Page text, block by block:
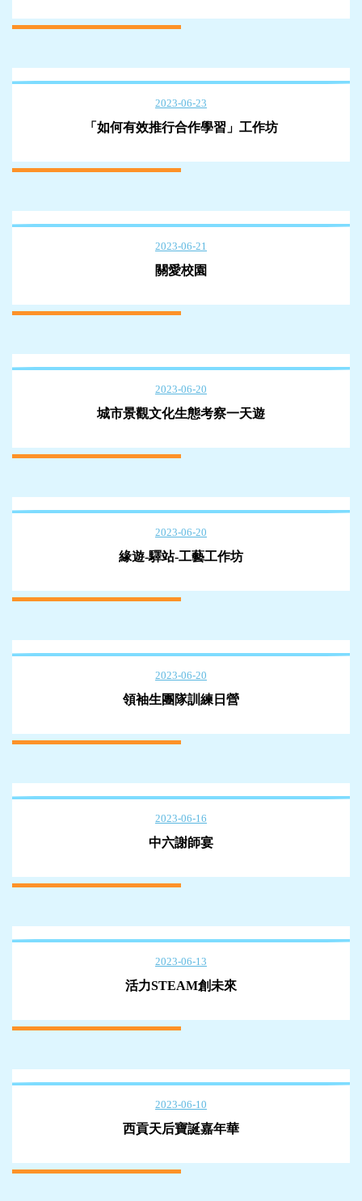
2023-06-23
「如何有效推行合作學習」工作坊
2023-06-21
關愛校園
2023-06-20
城市景觀文化生態考察一天遊
2023-06-20
緣遊-驛站-工藝工作坊
2023-06-20
領袖生團隊訓練日營
2023-06-16
中六謝師宴
2023-06-13
活力STEAM創未來
2023-06-10
西貢天后寶誕嘉年華